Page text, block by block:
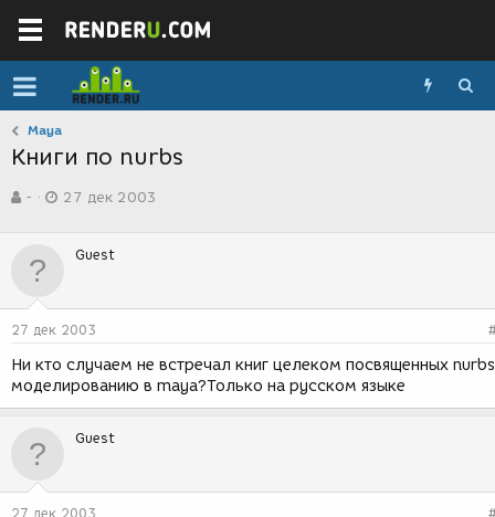
Maya
Книги по nurbs
в
р
м
-
а
д
н
и
27 дек 2003
Guest
27 дек 2003
Ни кто случаем не встречал книг целеком посвященных nurbs
моделированию в maya?Только на русском языке
Guest
27 дек 2003